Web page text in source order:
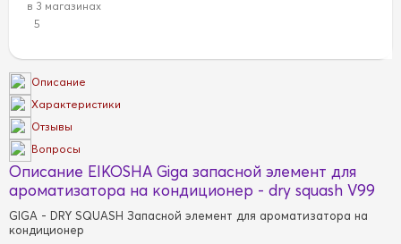
в 3 магазинах
5
Описание
Характеристики
Отзывы
Вопросы
Описание EIKOSHA Giga запасной элемент для
ароматизатора на кондиционер - dry squash V99
GIGA - DRY SQUASH Запасной элемент для ароматизатора на
кондиционер